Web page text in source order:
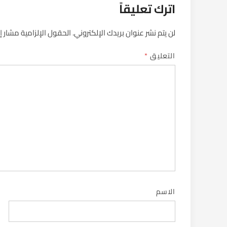
اترك تعليقاً
لن يتم نشر عنوان بريدك الإلكتروني.الحقول الإلزامية مشار
التعليق*
الاسم